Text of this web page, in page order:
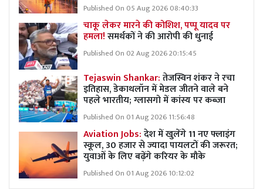
Published On 05 Aug 2026 08:40:33
चाकू लेकर मारने की कोशिश, पप्पू यादव पर
हमला!समर्थकों ने की आरोपी की धुनाई
Published On 02 Aug 2026 20:15:45
Tejaswin Shankar:तेजस्विन शंकर ने रचा
इतिहास, डेकाथलॉन में मेडल जीतने वाले बने
पहले भारतीय; ग्लासगो में कांस्य पर कब्जा
Published On 01 Aug 2026 11:56:48
Aviation Jobs:देश में खुलेंगे 11 नए फ्लाइंग
स्कूल, 30 हजार से ज्यादा पायलटों की जरूरत;
युवाओं के लिए बढ़ेंगे करियर के मौके
Published On 01 Aug 2026 10:12:02